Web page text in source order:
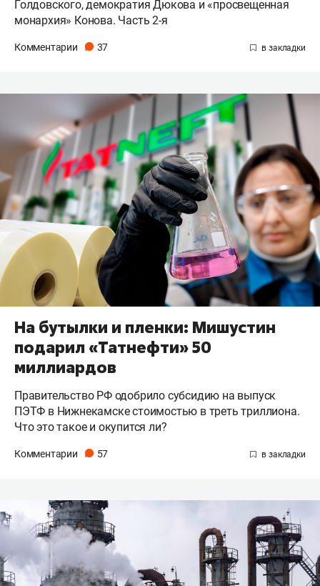
Голдовского, демократия Дюкова и «просвещенная
монархия» Конова. Часть 2-я
Комментарии 37
На бутылки и пленки: Мишустин
подарил «Татнефти» 50
миллиардов
Правительство РФ одобрило субсидию на выпуск
ПЭТФ в Нижнекамске стоимостью в треть триллиона.
Что это такое и окупится ли?
Комментарии 57